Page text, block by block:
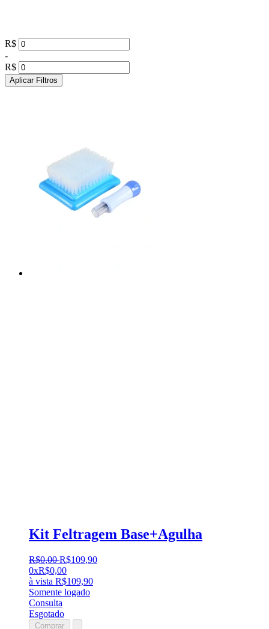
R$
-
R$
Aplicar Filtros
Kit Feltragem Base+Agulha
R$0,00 R$109,90
0xR$0,00
à vista R$109,90
Somente logado
Consulta
Esgotado
Comprar